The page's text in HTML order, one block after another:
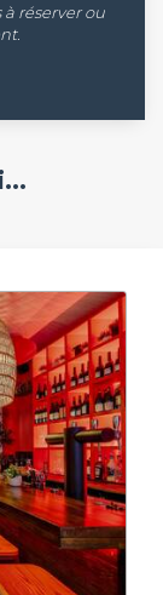
réserver ou